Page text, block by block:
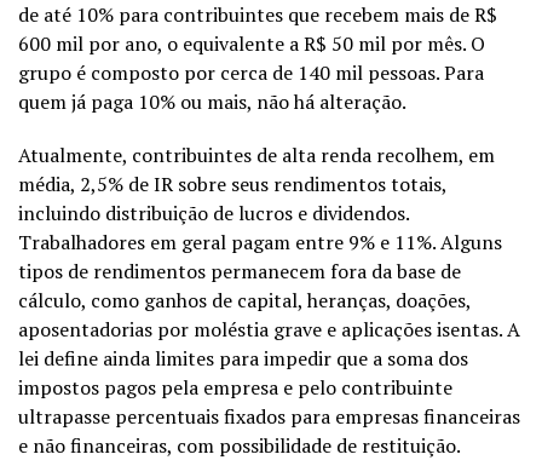
de até 10% para contribuintes que recebem mais de R$
600 mil por ano, o equivalente a R$ 50 mil por mês. O
grupo é composto por cerca de 140 mil pessoas. Para
quem já paga 10% ou mais, não há alteração.
Atualmente, contribuintes de alta renda recolhem, em
média, 2,5% de IR sobre seus rendimentos totais,
incluindo distribuição de lucros e dividendos.
Trabalhadores em geral pagam entre 9% e 11%. Alguns
tipos de rendimentos permanecem fora da base de
cálculo, como ganhos de capital, heranças, doações,
aposentadorias por moléstia grave e aplicações isentas. A
lei define ainda limites para impedir que a soma dos
impostos pagos pela empresa e pelo contribuinte
ultrapasse percentuais fixados para empresas financeiras
e não financeiras, com possibilidade de restituição.